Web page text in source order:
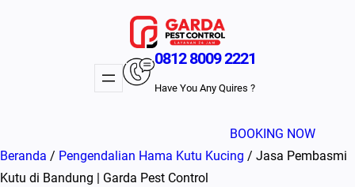
0812 8009 2221
Have You Any Quires ?
BOOKING NOW
Beranda / Pengendalian Hama Kutu Kucing / Jasa Pembasmi
Kutu di Bandung | Garda Pest Control